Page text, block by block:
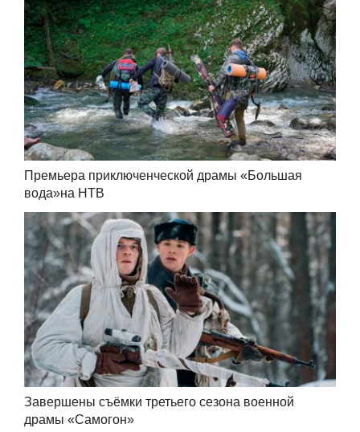
Премьера приключенческой драмы «Большая
вода»на НТВ
Завершены съёмки третьего сезона военной
драмы «Самогон»